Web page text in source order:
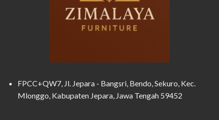
FPCC+QW7, Jl. Jepara - Bangsri, Bendo, Sekuro, Kec.
Mlonggo, Kabupaten Jepara, Jawa Tengah 59452